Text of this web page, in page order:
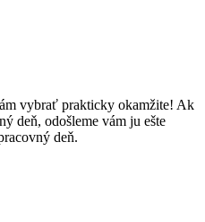
vybrať prakticky okamžite! Ak
deň, odošleme vám ju ešte
deň.